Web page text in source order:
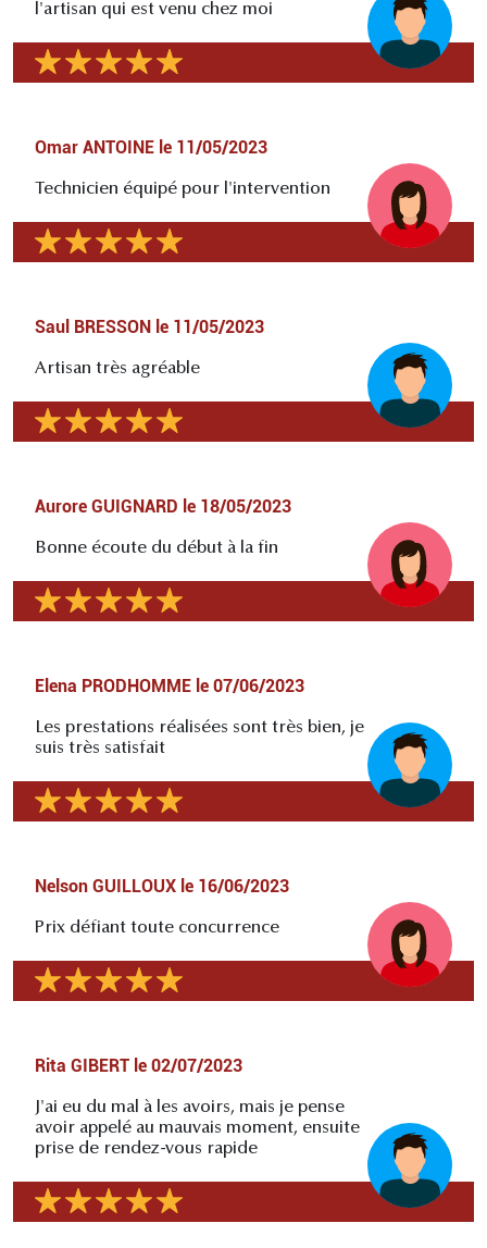
l'artisan qui est venu chez moi
Omar ANTOINE le 11/05/2023
Technicien équipé pour l'intervention
Saul BRESSON le 11/05/2023
Artisan très agréable
Aurore GUIGNARD le 18/05/2023
Bonne écoute du début à la fin
Elena PRODHOMME le 07/06/2023
Les prestations réalisées sont très bien, je
suis très satisfait
Nelson GUILLOUX le 16/06/2023
Prix défiant toute concurrence
Rita GIBERT le 02/07/2023
J'ai eu du mal à les avoirs, mais je pense
avoir appelé au mauvais moment, ensuite
prise de rendez-vous rapide